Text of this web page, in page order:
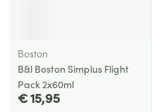
Boston
B&l Boston Simplus Flight
Pack 2x60ml
€ 15,95